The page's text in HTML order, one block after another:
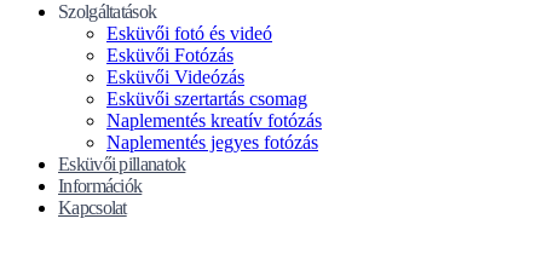
Szolgáltatások
Esküvői fotó és videó
Esküvői Fotózás
Esküvői Videózás
Esküvői szertartás csomag
Naplementés kreatív fotózás
Naplementés jegyes fotózás
Esküvői pillanatok
Információk
Kapcsolat